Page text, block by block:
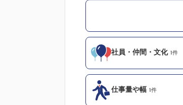
社員・仲間・文化 1件
仕事量や幅 1件